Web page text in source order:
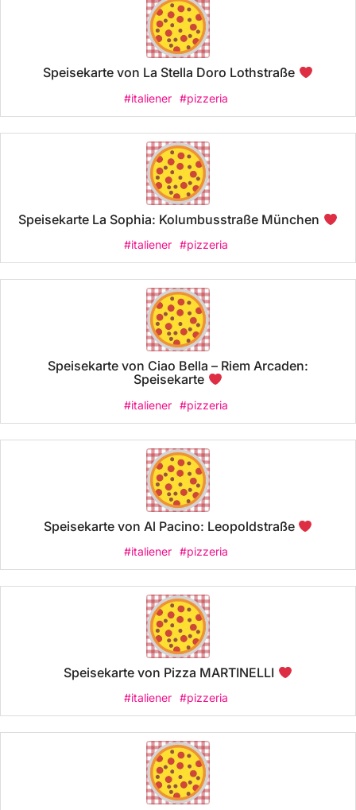
Speisekarte von La Stella Doro Lothstraße
#italiener #pizzeria
Speisekarte La Sophia: Kolumbusstraße München
#italiener #pizzeria
Speisekarte von Ciao Bella – Riem Arcaden:
Speisekarte
#italiener #pizzeria
Speisekarte von Al Pacino: Leopoldstraße
#italiener #pizzeria
Speisekarte von Pizza MARTINELLI
#italiener #pizzeria